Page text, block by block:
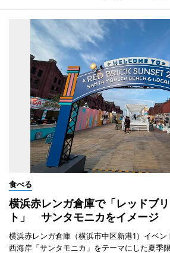
食べる
横浜赤レンガ倉庫で「レッドブ
ト」 サンタモニカをイメージ
横浜赤レンガ倉庫（横浜市中区新港1）イベン
西海岸「サンタモニカ」をテーマにした夏季